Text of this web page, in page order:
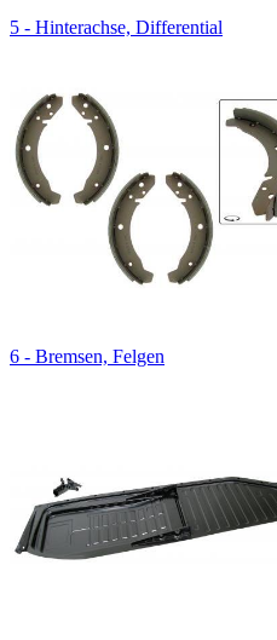
5 - Hinterachse, Differential
6 - Bremsen, Felgen